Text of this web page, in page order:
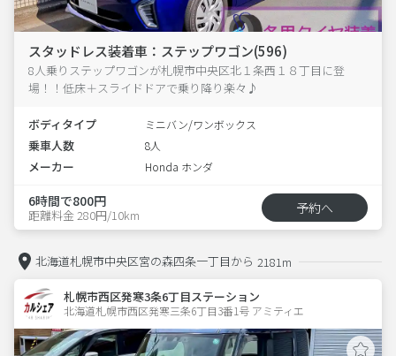
スタッドレス装着車：ステップワゴン(596)
8人乗りステップワゴンが札幌市中央区北１条西１８丁目に登
場！！低床＋スライドドアで乗り降り楽々♪
ボディタイプ ミニバン/ワンボックス
乗車人数 8人
メーカー Honda ホンダ
6時間で800円
距離料金 280円/10km 予約へ
北海道札幌市中央区宮の森四条一丁目から 2181m
札幌市西区発寒3条6丁目ステーション
北海道札幌市西区発寒三条6丁目3番1号 アミティエ